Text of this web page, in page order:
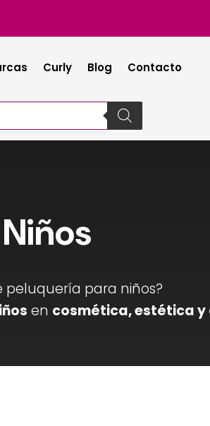
Curly Blog Contacto
peluquería para niños?
en cosmética, estética